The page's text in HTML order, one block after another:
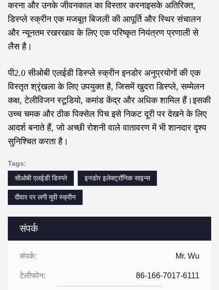
संपर्क
संपर्क: Mr. Wu
टेलीफोन: 86-166-7017-6111
करना और उनके जीवनकाल का विस्तार करनाइसके अतिरिक्त,
डिस्प्ले स्क्रीन एक मजबूत बिजली की आपूर्ति और स्थिर संचालन
और न्यूनतम रखरखाव के लिए एक परिष्कृत नियंत्रण प्रणाली से
लैस है।
पी2.0 सीओबी एलईडी डिस्प्ले स्क्रीन इनडोर अनुप्रयोगों की एक
विस्तृत श्रृंखला के लिए उपयुक्त है, जिसमें खुदरा डिस्प्ले, सम्मेलन
कक्ष, टेलीविजन स्टूडियो, कमांड केंद्र और अधिक शामिल हैं।इसकी
उच्च चमक और ठीक पिक्सेल पिच इसे निकट दूरी पर देखने के लिए
आदर्श बनाते हैं, जो अच्छी रोशनी वाले वातावरण में भी शानदार दृश्य
सुनिश्चित करता है।
Tags:
सीओबी एलईडी डिस्प्ले
इनडोर इलेक्ट्रॉनिक साइन्स
दीवार पर लगी मूवी स्क्रीन